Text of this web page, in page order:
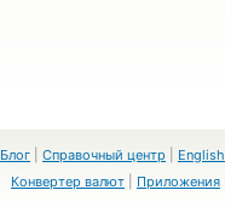
Блог Справочный центр English
Конвертер валют
Приложения